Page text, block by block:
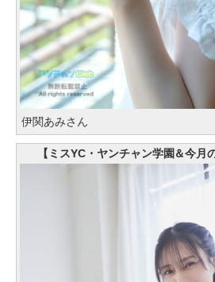
伊関あみさん
【ミスYC・ヤンチャン学園＆今月